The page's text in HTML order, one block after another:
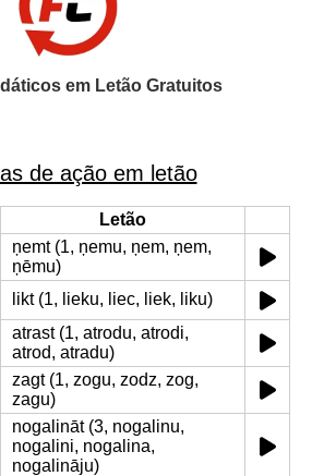
em Letão Gratuitos
de ação em letão
Letão
ņemt (1, ņemu, ņem, ņem,
ņēmu)
likt (1, lieku, liec, liek, liku)
atrast (1, atrodu, atrodi,
atrod, atradu)
zagt (1, zogu, zodz, zog,
zagu)
nogalināt (3, nogalinu,
nogalini, nogalina,
nogalināju)